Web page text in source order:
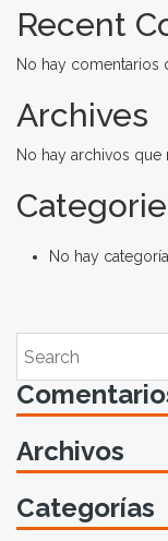
Recent
No hay comentarios
Archives
No hay archivos que
No hay
Archivos
Categorías